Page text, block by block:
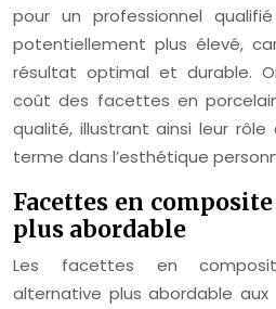
pour un professionnel
potentiellement plus élevé,
résultat optimal et durable.
coût des facettes en
qualité, illustrant ainsi leur rôle
terme dans l’esthétique
Facettes en
plus abordable
Les facettes en
alternative plus abordable